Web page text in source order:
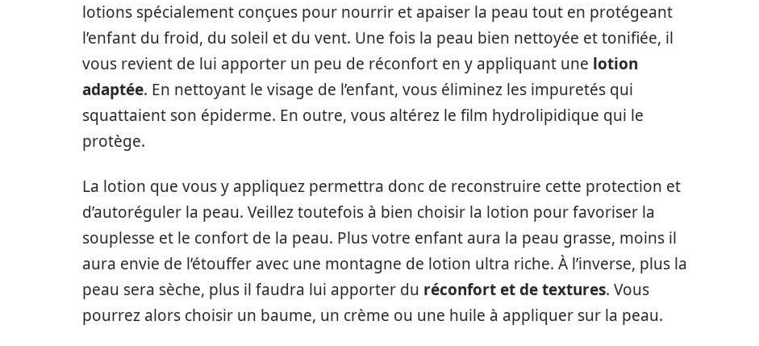
lotions spécialement conçues pour nourrir et apaiser la peau tout en protégeant
l’enfant du froid, du soleil et du vent. Une fois la peau bien nettoyée et tonifiée, il
vous revient de lui apporter un peu de réconfort en y appliquant une lotion
adaptée. En nettoyant le visage de l’enfant, vous éliminez les impuretés qui
squattaient son épiderme. En outre, vous altérez le film hydrolipidique qui le
protège.
La lotion que vous y appliquez permettra donc de reconstruire cette protection et
d’autoréguler la peau. Veillez toutefois à bien choisir la lotion pour favoriser la
souplesse et le confort de la peau. Plus votre enfant aura la peau grasse, moins il
aura envie de l’étouffer avec une montagne de lotion ultra riche. À l’inverse, plus la
peau sera sèche, plus il faudra lui apporter du réconfort et de textures. Vous
pourrez alors choisir un baume, un crème ou une huile à appliquer sur la peau.